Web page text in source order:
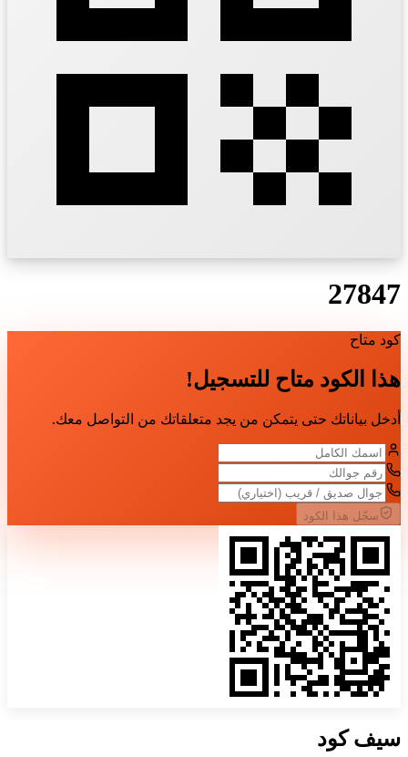
27847
كود متاح
هذا الكود متاح للتسجيل!
أدخل بياناتك حتى يتمكن من يجد متعلقاتك من التواصل معك.
سجّل هذا الكود
سيفكود